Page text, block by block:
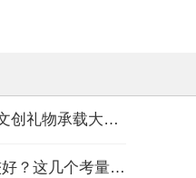
徽章,冰箱贴,书签：定制中秋文创礼物承载大团圆！
夜光徽章定制找哪家工厂比较好？这几个考量维度要记住！